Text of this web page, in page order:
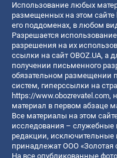
Использование любых
размещенных на этом сайте
его поддоменах, в любом
Разрешается
разрешения на их
ссылки на сайт OBOZ.UA, а
получении письменного
обязательном размещении
систем, гиперссылки на
https://www.obozrevatel.com,
материал в первом абзаце
Все материалы на этом
исследования – служебные
редакции,
принадлежат ООО «Золотая
На все опубликованные